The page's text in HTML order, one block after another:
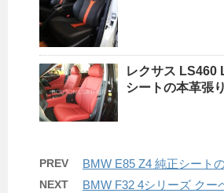
レクサス LS460
シートの本革張
PREV BMW E85 Z4 純正シート
NEXT BMW F32 4シリーズ クー